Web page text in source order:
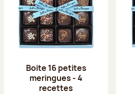
Boite 16 petites
meringues - 4
recettes